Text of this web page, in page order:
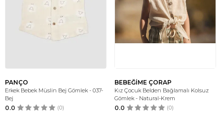
PANÇO
Erkek Bebek Müslin Bej Gömlek - 037-
Bej
0.0 (0)
BEBEĞİME ÇORAP
Kız Çocuk Belden Bağlamalı Kolsuz
Gömlek - Natural-Krem
0.0 (0)